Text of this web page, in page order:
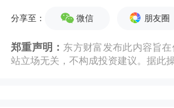
及其资产1：1作为储备。
“稳定币的功能主要是
分享至： 微信 朋友圈
郑重声明： 东方财富发布此内容旨
站立场无关，不构成投资建议。据此